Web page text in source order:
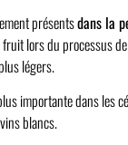
présentsdans la
lors du processus
légers.
importante dans les
blancs.